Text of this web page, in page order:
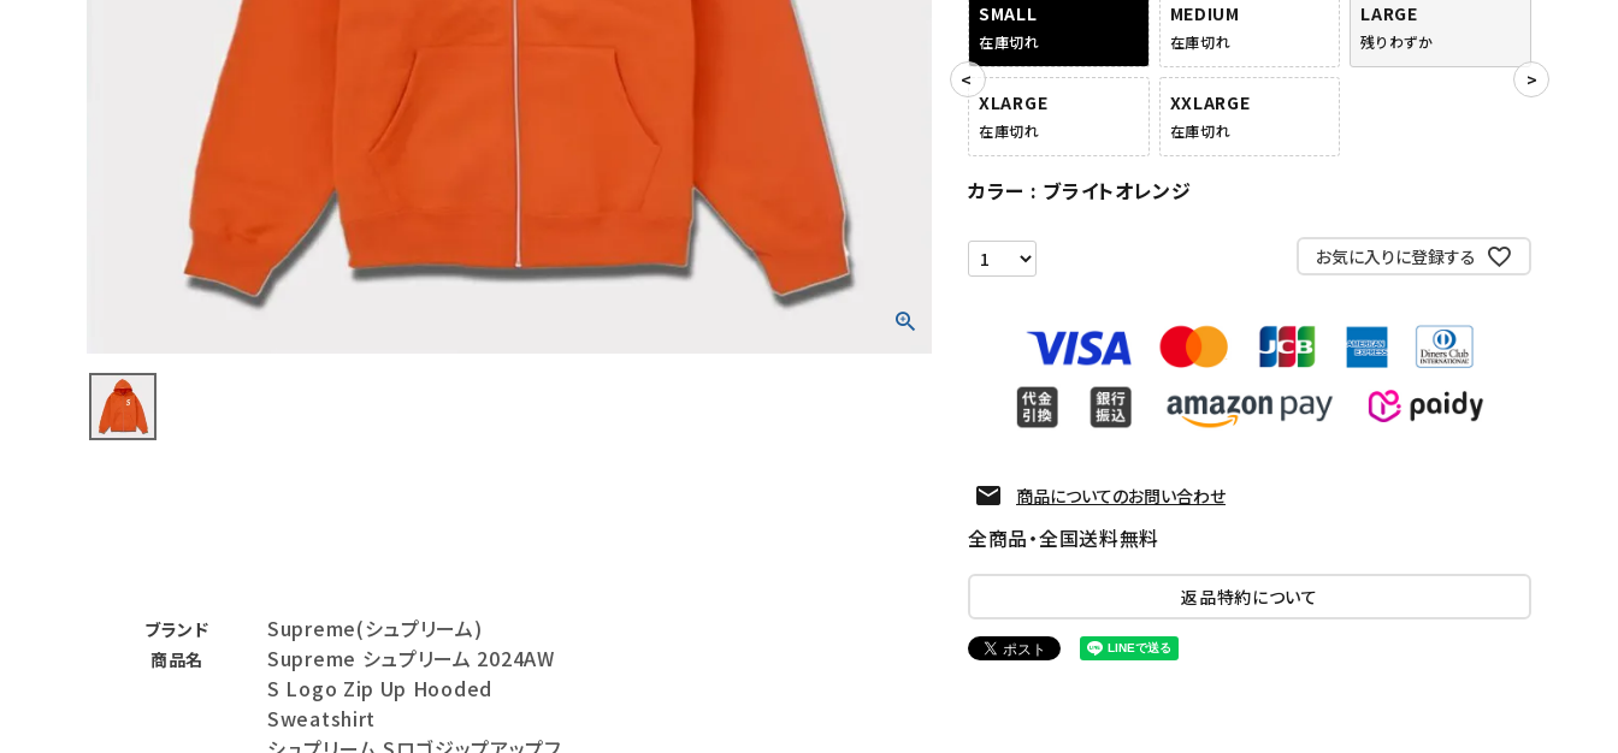
Tシャツ・ロングスリーブ
ニット帽・ビーニー
バックパック・リュック
パンツ・ショーツ
ブランド Supreme(シュプリーム)
商品名
Supreme シュプリーム 2024AW
S Logo Zip Up Hooded
Sweatshirt
SMALL
在庫切れ
MEDIUM
在庫切れ
LARGE
残りわずか
XLARGE
在庫切れ
XXLARGE
在庫切れ
カラー ブライトオレンジ
お気に入りに登録する
商品についてのお問い合わせ
全商品・全国送料無料
返品特約について